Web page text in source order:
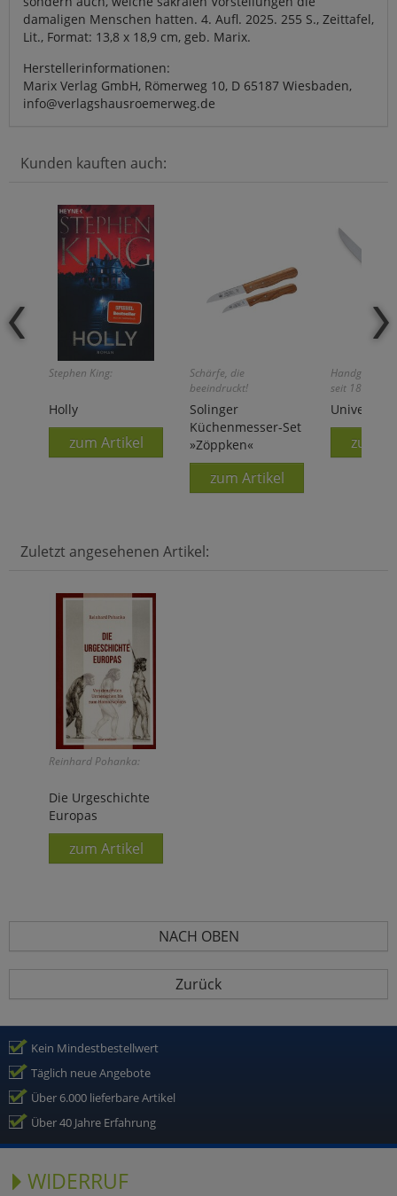
damaligen Menschen hatten. 4. Aufl. 2025. 255 S., Zeittafel,
Lit., Format: 13,8 x 18,9 cm, geb. Marix.
Herstellerinformationen:
Marix Verlag GmbH, Römerweg 10, D 65187 Wiesbaden,
info@verlagshausroemerweg.de
Kunden kauften auch:
Stephen King:
Holly
zum Artikel
Schärfe, die
beeindruckt!
Solinger
Küchenmesser-Set
»Zöppken«
zum Artikel
seit 1872!
zum
Zuletzt angesehenen Artikel:
Reinhard Pohanka:
Die Urgeschichte
Europas
zum Artikel
NACH OBEN
Zurück
Kein Mindestbestellwert
Täglich neue Angebote
Über 6.000 lieferbare Artikel
Über 40 Jahre Erfahrung
WIDERRUF